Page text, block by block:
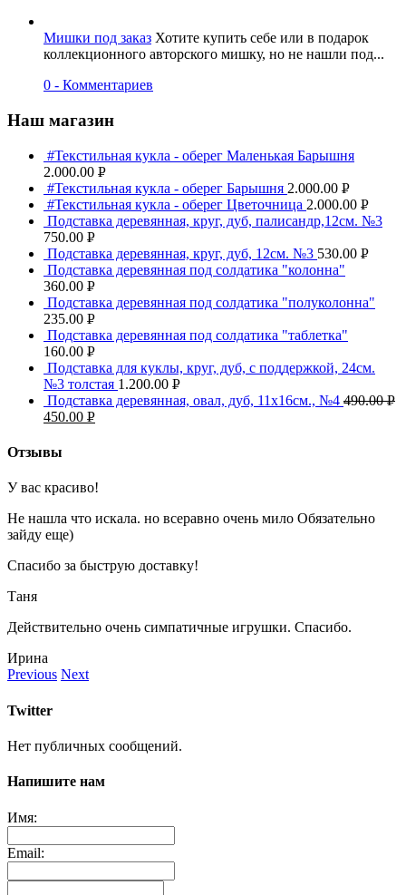
Мишки под заказ Хотите купить себе или в подарок
коллекционного авторского мишку, но не нашли под...
0 - Комментариев
Наш магазин
#Текстильная кукла - оберег Маленькая Барышня
2.000.00 Р
УБ.
#Текстильная кукла - оберег Барышня 2.000.00 Р
УБ.
#Текстильная кукла - оберег Цветочница 2.000.00 Р
УБ.
Подставка деревянная, круг, дуб, палисандр,12см. №3
750.00 Р
УБ.
Подставка деревянная, круг, дуб, 12см. №3 530.00 Р
Подставка деревянная под солдатика "колонна"
360.00 Р
УБ.
Подставка деревянная под солдатика "полуколонна"
235.00 Р
УБ.
Подставка деревянная под солдатика "таблетка"
160.00 Р
УБ.
Подставка для куклы, круг, дуб, с поддержкой, 24см.
№3 толстая 1.200.00 Р
УБ.
Подставка деревянная, овал, дуб, 11х16см., №4 490.00Р
450.00 Р
Отзывы
У вас красиво!
Не нашла что искала. но всеравно очень мило Обязательно
зайду еще)
Спасибо за быструю доставку!
Таня
Действительно очень симпатичные игрушки. Спасибо.
Ирина
Previous Next
Twitter
Нет публичных сообщений.
Напишите нам
Имя:
Email: